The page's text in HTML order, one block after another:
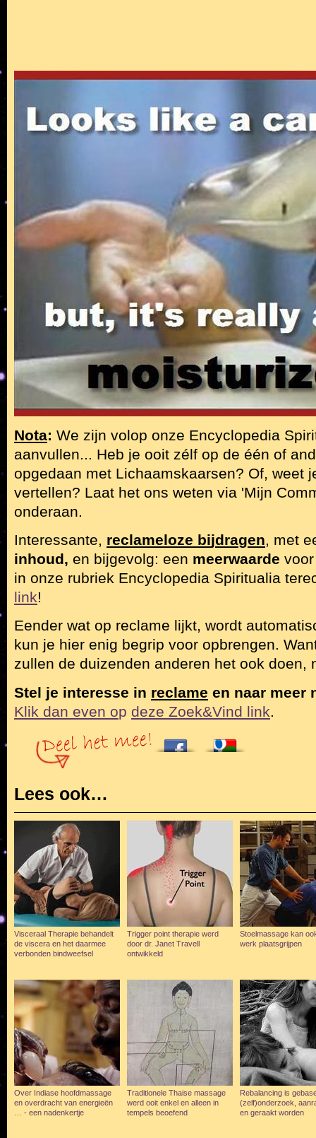
Nota: We zijn volop onze Encyclopedia
aanvullen... Heb je ooit zélf op de één of
opgedaan met Lichaamskaarsen? Of, weet
vertellen? Laat het ons weten via 'Mijn
onderaan.
Interessante, reclameloze bijdragen, met
inhoud, en bijgevolg: een meerwaarde
in onze rubriek Encyclopedia Spiritualia
link!
Eender wat op reclame lijkt, wordt
kun je hier enig begrip voor opbrengen.
zullen de duizenden anderen het ook doen,
Stel je interesse in reclame en naar meer
Klik dan even op deze Zoek&Vind link.
Lees ook…
Visceraal Therapie behandelt
de viscera en het daarmee
verbonden bindweefsel
Trigger point therapie werd
door dr. Janet Travell
ontwikkeld
Stoelmassage kan
werk plaatsgrijpen
Over Indiase hoofdmassage
en overdracht van energieën
… - een nadenkertje
Traditionele Thaise massage
werd ooit enkel en alleen in
tempels beoefend
Rebalancing is
(zelf)onderzoek,
en geraakt worden